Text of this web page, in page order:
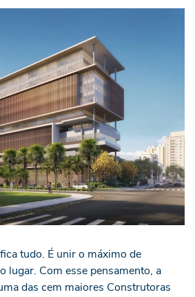
tudo. É unir o máximo de
lugar. Com esse pensamento, a
das cem maiores Construtoras